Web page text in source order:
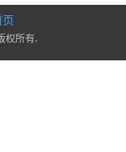
权所有.